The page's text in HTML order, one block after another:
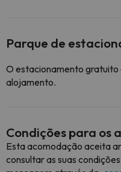
Parque de
O estacionamento gratuito
alojamento.
Condições para os
Esta acomodação aceita
consultar as suas